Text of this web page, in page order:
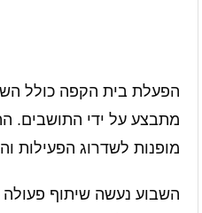
הפעלת בית הקפה כולל
מתבצע על ידי התושבים.
מופנות לשדרוג הפעילות
השבוע נעשה שיתוף